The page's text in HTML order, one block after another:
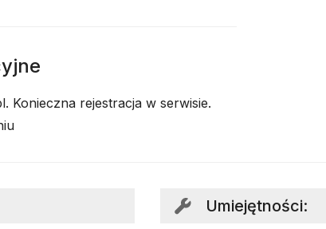
Konieczna rejestracja w serwisie.
Umiejętności: